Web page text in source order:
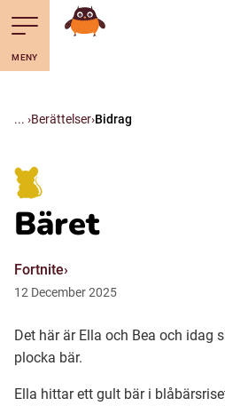
Till navigering av sidans innehåll
Hoppa till sidans huvudinnehåll
Suomi (Finska)
Julevsámegiella (Lulesamiska)
Åarjelsaemiengïele
Davvisámegiella
Bidumsámegiella
MENY
Gå till startsidan
Berättelser Bidrag
Bäret
Fortnite
12 December2025
Det här är Ella och Bea och idag
plocka bär.
Ella hittar ett gult bär i